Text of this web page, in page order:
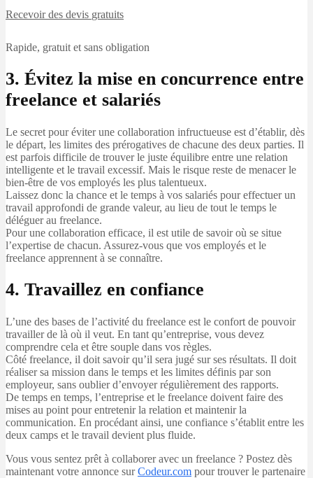
Recevoir des devis gratuits
Rapide, gratuit et sans obligation
3. Évitez la mise en concurrence entre
freelance et salariés
Le secret pour éviter une collaboration infructueuse est d’établir, dès
le départ, les limites des prérogatives de chacune des deux parties. Il
est parfois difficile de trouver le juste équilibre entre une relation
intelligente et le travail excessif. Mais le risque reste de menacer le
bien-être de vos employés les plus talentueux.
Laissez donc la chance et le temps à vos salariés pour effectuer un
travail approfondi de grande valeur, au lieu de tout le temps le
déléguer au freelance.
Pour une collaboration efficace, il est utile de savoir où se situe
l’expertise de chacun. Assurez-vous que vos employés et le
freelance apprennent à se connaître.
4. Travaillez en confiance
L’une des bases de l’activité du freelance est le confort de pouvoir
travailler de là où il veut. En tant qu’entreprise, vous devez
comprendre cela et être souple dans vos règles.
Côté freelance, il doit savoir qu’il sera jugé sur ses résultats. Il doit
réaliser sa mission dans le temps et les limites définis par son
employeur, sans oublier d’envoyer régulièrement des rapports.
De temps en temps, l’entreprise et le freelance doivent faire des
mises au point pour entretenir la relation et maintenir la
communication. En procédant ainsi, une confiance s’établit entre les
deux camps et le travail devient plus fluide.
Vous vous sentez prêt à collaborer avec un freelance ? Postez dès
maintenant votre annonce surCodeur.com pour trouver le partenaire